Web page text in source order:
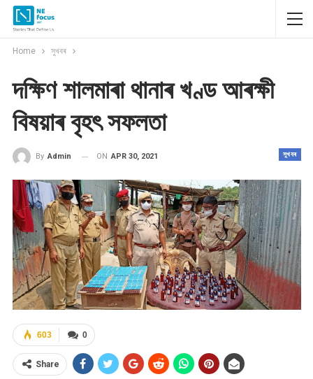
Home সুখবৰ
দক্ষিণ শালমাৰা থানাৰ খণ্ড আৰক্ষী
বিষয়াৰ বৃহৎ সফলতা
সুখবৰ
By Admin ON APR 30, 2021
0
603
Share